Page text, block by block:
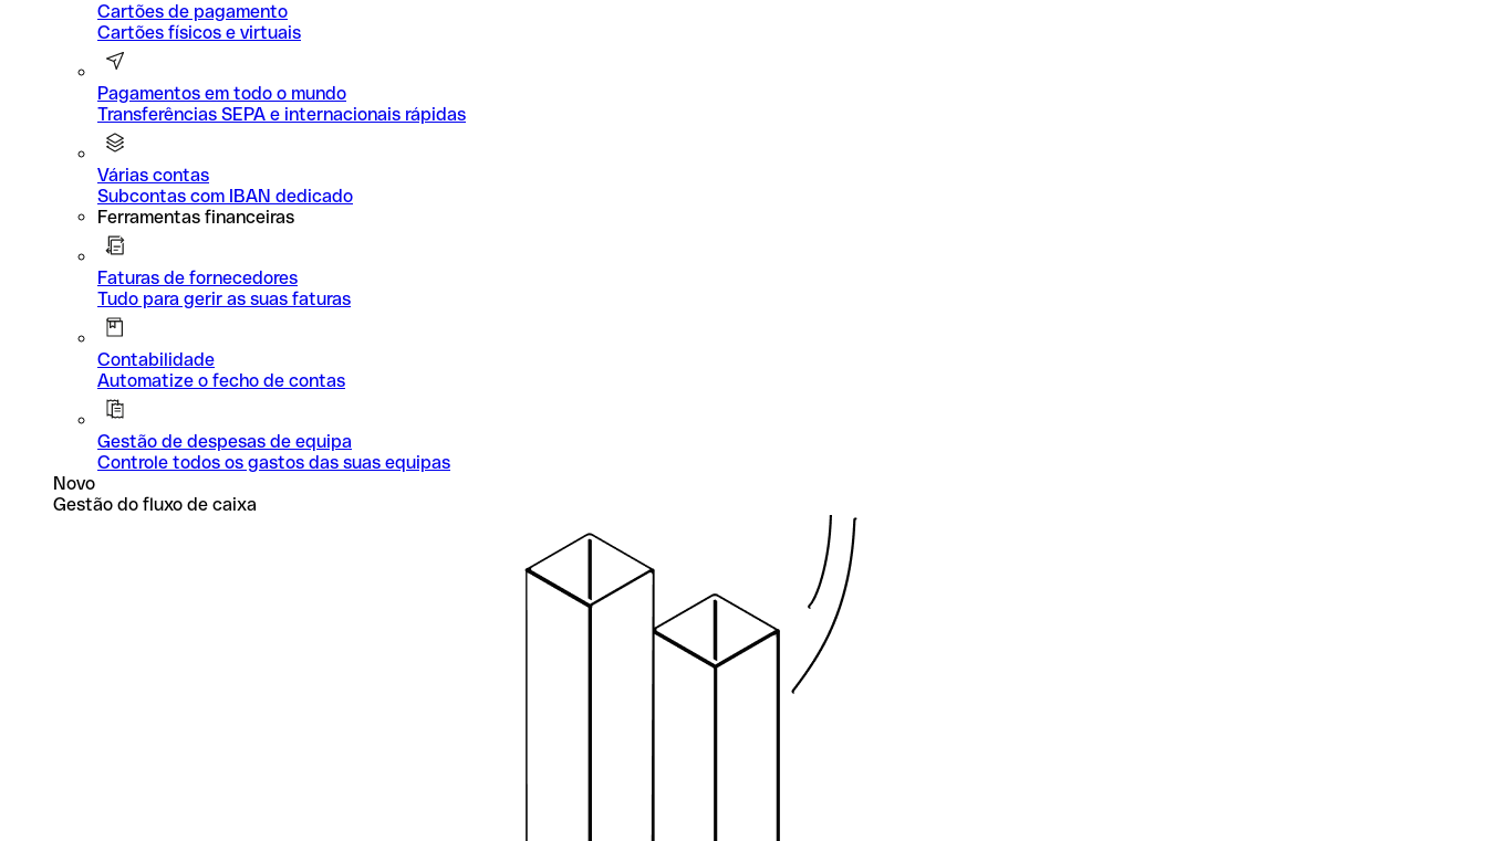
Cartões de pagamento
Cartões físicos e virtuais
Pagamentos em todo o mundo
Transferências SEPA e internacionais rápidas
Várias contas
Subcontas com IBAN dedicado
Ferramentas financeiras
Faturas de fornecedores
Tudo para gerir as suas faturas
Contabilidade
Automatize o fecho de contas
Gestão de despesas de equipa
Controle todos os gastos das suas equipas
Novo
Gestão do fluxo de caixa